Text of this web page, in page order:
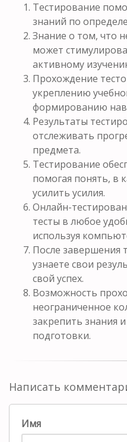
Тестирование
знаний по
Знание о том, что
может
активному
Прохождение
укреплению
формированию
Результаты
отслеживать
предмета.
Тестирование
помогая понять, в
усилить усилия.
Онлайн-
тесты в любое
используя
После завершения
узнаете свои
свой успех.
Возможность
неограниченное
закрепить знания
подготовки.
Написать
Имя